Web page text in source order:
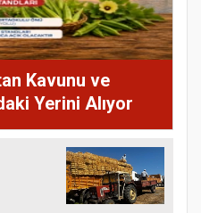
Kavunu ve
Yerini Alıyor